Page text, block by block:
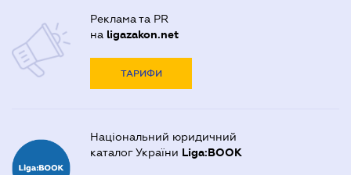
Реклама та PR
на ligazakon.net
ТАРИФИ
Національний юридичний
каталог України Liga:BOOK